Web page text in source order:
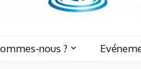
nous ?